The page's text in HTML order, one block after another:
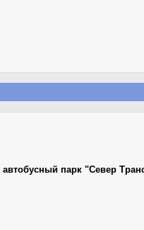
автобусный парк "Север